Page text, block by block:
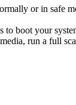
or in safe
to boot your
run a full